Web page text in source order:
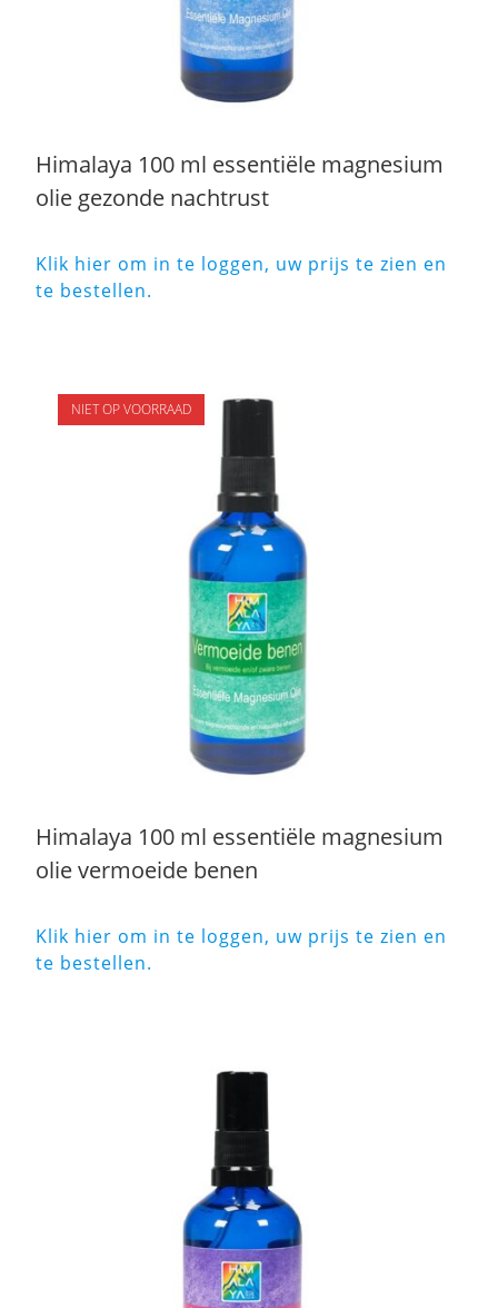
Himalaya 100 ml essentiële magnesium
olie gezonde nachtrust
Klik hier om in te loggen, uw prijs te zien en
te bestellen.
NIET OP VOORRAAD
Himalaya 100 ml essentiële magnesium
olie vermoeide benen
Klik hier om in te loggen, uw prijs te zien en
te bestellen.